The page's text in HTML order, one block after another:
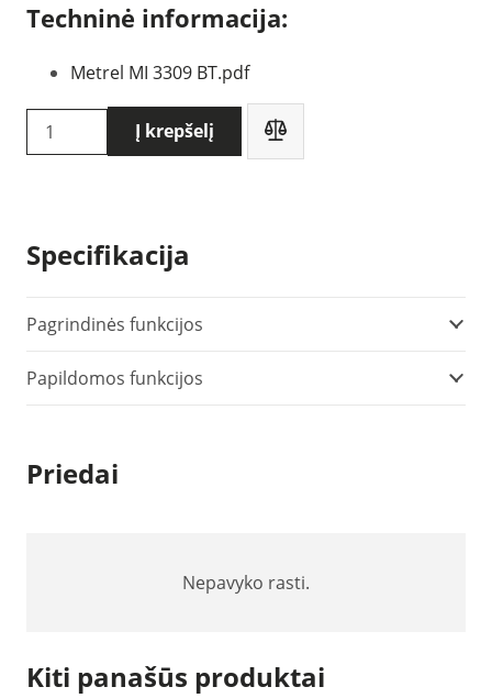
Techninė informacija:
Metrel MI 3309 BT.pdf
produkto
kiekis:
DeltaGT
Nešiojamų
elektros
įrenginių
testavimo
prietaisas
Į krepšelį
Specifikacija
Pagrindinės funkcijos
Papildomos funkcijos
Priedai
Nepavyko rasti.
Kiti panašūs produktai